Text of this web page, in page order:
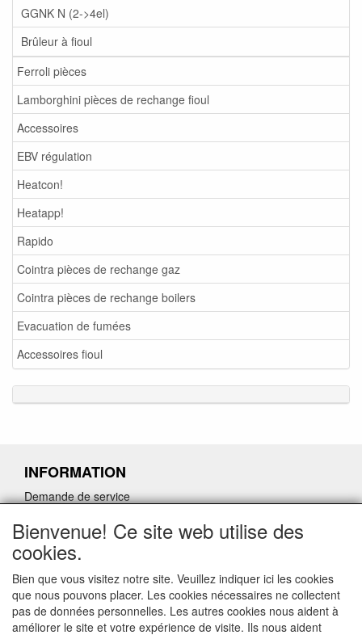
GGNK N (2->4el)
Brûleur à fioul
Ferroli pièces
Lamborghini pièces de rechange fioul
Accessoires
EBV régulation
Heatcon!
Heatapp!
Rapido
Cointra pièces de rechange gaz
Cointra pièces de rechange boilers
Evacuation de fumées
Accessoires fioul
INFORMATION
Demande de service
Demander un lien d'annulation
CONTACTGEGEVENS
Bienvenue! Ce site web utilise des
cookies.
Bien que vous visitez notre site. Veuillez indiquer ici les cookies
que nous pouvons placer. Les cookies nécessaires ne collectent
pas de données personnelles. Les autres cookies nous aident à
améliorer le site et votre expérience de visite. Ils nous aident